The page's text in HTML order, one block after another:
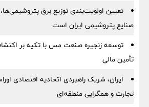
تعیین اولویت‌بندی توزیع برق
صنایع پتروشیمی ایران است
توسعه زنجیره صنعت مس با تکیه بر
تأمین مالی
ایران، شریک راهبردی اتحادیه اقتصادی
تجارت و همگرایی منطقه‌ای